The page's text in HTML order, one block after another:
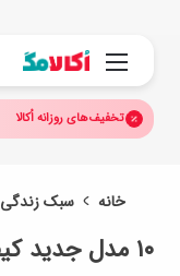
منو
تخفیف‌های روزانه اُکالا
خانه سبک زندگی
۱۰ مدل جدید کیف‌ زنانه برای عید؛ ترند ۱۴۰۴